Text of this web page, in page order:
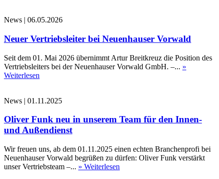
News | 06.05.2026
Neuer Vertriebsleiter bei Neuenhauser Vorwald
Seit dem 01. Mai 2026 übernimmt Artur Breitkreuz die Position des
Vertriebsleiters bei der Neuenhauser Vorwald GmbH. –... »
Weiterlesen
News | 01.11.2025
Oliver Funk neu in unserem Team für den Innen-
und Außendienst
Wir freuen uns, ab dem 01.11.2025 einen echten Branchenprofi bei
Neuenhauser Vorwald begrüßen zu dürfen: Oliver Funk verstärkt
unser Vertriebsteam –... » Weiterlesen